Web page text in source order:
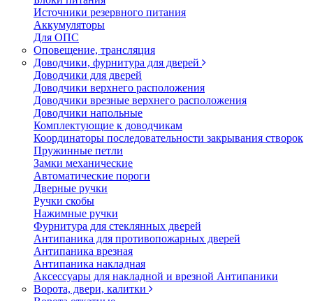
Источники резервного питания
Аккумуляторы
Для ОПС
Оповещение, трансляция
Доводчики, фурнитура для дверей
Доводчики для дверей
Доводчики верхнего расположения
Доводчики врезные верхнего расположения
Доводчики напольные
Комплектующие к доводчикам
Координаторы последовательности закрывания створок
Пружинные петли
Замки механические
Автоматические пороги
Дверные ручки
Ручки скобы
Нажимные ручки
Фурнитура для стеклянных дверей
Антипаника для противопожарных дверей
Антипаника врезная
Антипаника накладная
Аксессуары для накладной и врезной Антипаники
Ворота, двери, калитки